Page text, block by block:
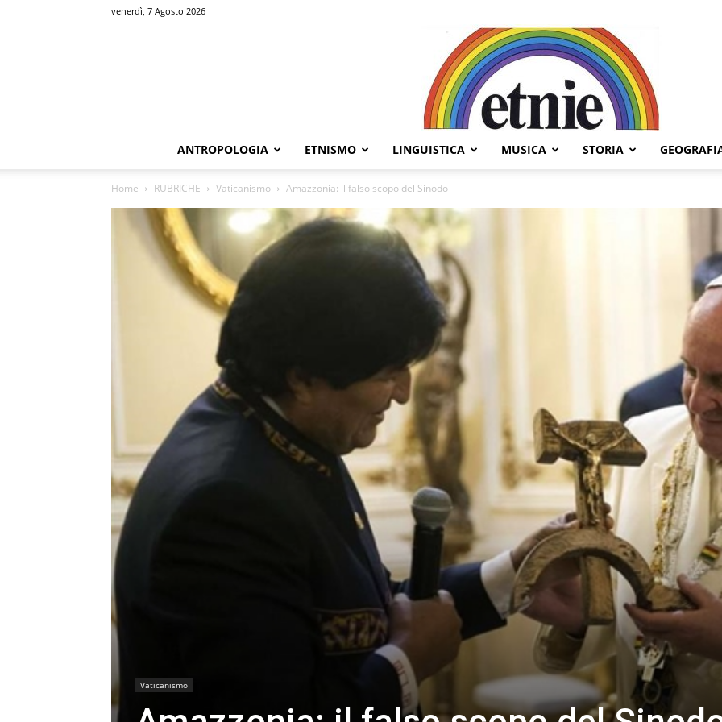
venerdì, 7 Agosto 2026
ANTROPOLOGIA ETNISMO LINGUISTICA MUSICA STORIA
Home RUBRICHE Vaticanismo Amazzonia: il falso scopo del Sinodo
Vaticanismo